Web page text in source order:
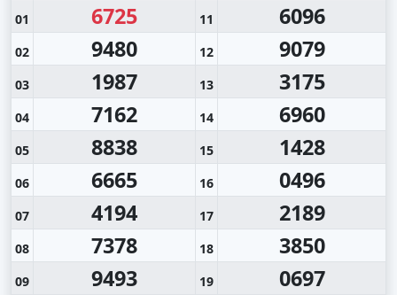
01 6725 11 6096
02 9480 12 9079
03 1987 13 3175
04 7162 14 6960
05 8838 15 1428
06 6665 16 0496
07 4194 17 2189
08 7378 18 3850
09 9493 19 0697